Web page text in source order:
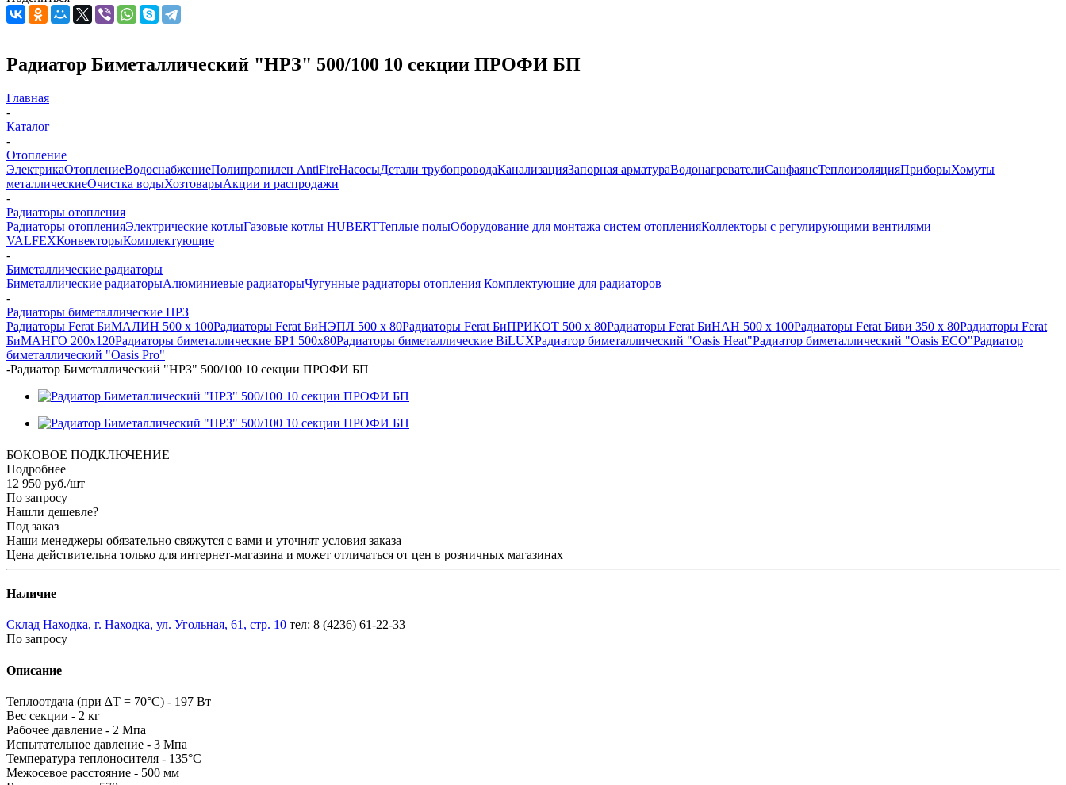
Радиатор Биметаллический "НРЗ" 500/100 10 секции ПРОФИ БП
Главная
-
Каталог
-
Отопление
ЭлектрикаОтоплениеВодоснабжениеПолипропилен AntiFireНасосыДетали трубопроводаКанализацияЗапорная арматураВодонагревателиСанфаянсТеплоизоляцияПриборыХомуты
металлическиеОчистка водыХозтоварыАкции и распродажи
-
Радиаторы отопления
Радиаторы отопленияЭлектрические котлыГазовые котлы HUBERTТеплые полыОборудование для монтажа систем отопленияКоллекторы с регулирующими вентилями
VALFEXКонвекторыКомплектующие
-
Биметаллические радиаторы
Биметаллические радиаторыАлюминиевые радиаторыЧугунные радиаторы отопления Комплектующие для радиаторов
-
Радиаторы биметаллические НРЗ
Радиаторы Ferat БиМАЛИН 500 х 100Радиаторы Ferat БиНЭПЛ 500 x 80Радиаторы Ferat БиПРИКОТ 500 х 80Радиаторы Ferat БиНАН 500 х 100Радиаторы Ferat Биви 350 х 80Радиаторы Ferat
БиМАНГО 200х120Радиаторы биметаллические БР1 500х80Радиаторы биметаллические BiLUXРадиатор биметаллический "Oasis Heat"Радиатор биметаллический "Oasis ECO"Радиатор
биметаллический "Oasis Pro"
-Радиатор Биметаллический "НРЗ" 500/100 10 секции ПРОФИ БП
БОКОВОЕ ПОДКЛЮЧЕНИЕ
Подробнее
12 950 руб./шт
По запросу
Нашли дешевле?
Под заказ
Наши менеджеры обязательно свяжутся с вами и уточнят условия заказа
Цена действительна только для интернет-магазина и может отличаться от цен в розничных магазинах
Наличие
Склад Находка, г. Находка, ул. Угольная, 61, стр. 10 тел: 8 (4236) 61-22-33
По запросу
Описание
Теплоотдача (при ∆T = 70°C) - 197 Вт
Вес секции - 2 кг
Рабочее давление - 2 Мпа
Испытательное давление - 3 Мпа
Температура теплоносителя - 135°C
Межосевое расстояние - 500 мм